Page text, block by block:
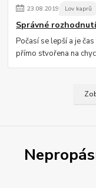
23.08.2019 Lov kaprů
Správné
Počasí se lepší a je
přímo stvořena na